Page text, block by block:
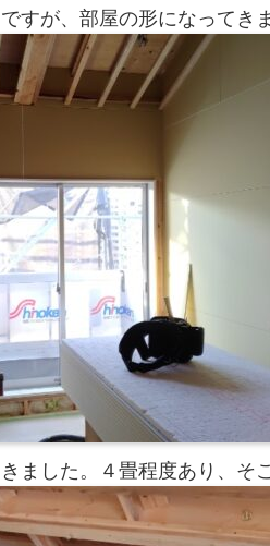
すが、部屋の形になってき
した。４畳程度あり、そ